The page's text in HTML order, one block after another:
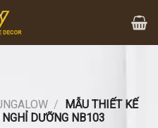
/ MẪU THIẾT KẾ
DƯỠNG NB103